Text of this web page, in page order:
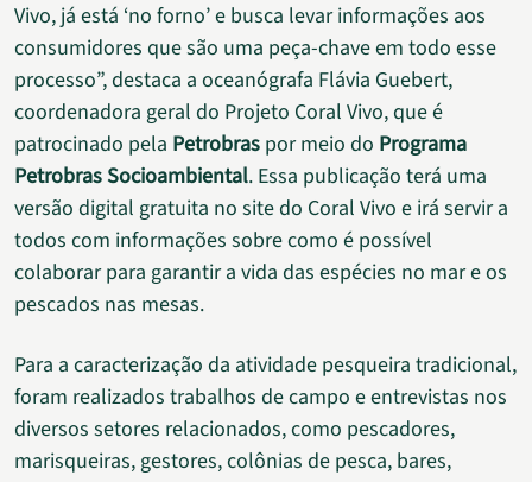
Vivo, já está ‘no forno’ e busca levar informações aos
consumidores que são uma peça-chave em todo esse
processo”, destaca a oceanógrafa Flávia Guebert,
coordenadora geral do Projeto Coral Vivo, que é
patrocinado pela Petrobras por meio do Programa
Petrobras Socioambiental. Essa publicação terá uma
versão digital gratuita no site do Coral Vivo e irá servir a
todos com informações sobre como é possível
colaborar para garantir a vida das espécies no mar e os
pescados nas mesas.
Para a caracterização da atividade pesqueira tradicional,
foram realizados trabalhos de campo e entrevistas nos
diversos setores relacionados, como pescadores,
marisqueiras, gestores, colônias de pesca, bares,